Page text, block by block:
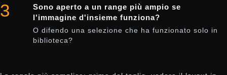
3
Sono aperto a un range più ampio se
l'immagine d'insieme funziona?
O difendo una selezione che ha funzionato solo in
biblioteca?